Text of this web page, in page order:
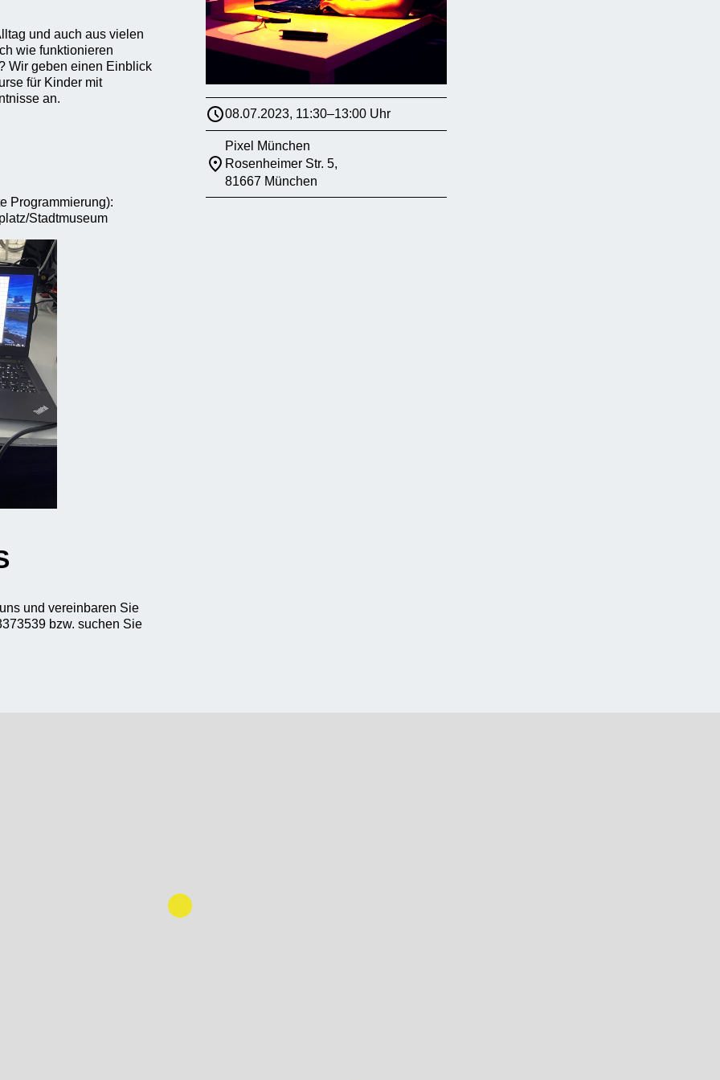
und auch aus vielen
wie funktionieren
Wir geben einen Einblick
für Kinder mit
an.
Programmierung):
Stadtmuseum
und vereinbaren Sie
bzw. suchen Sie
08.07.2023, 11:30–13:00 Uhr
Pixel München
Rosenheimer Str. 5,
81667 München